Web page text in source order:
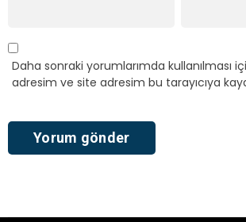
Daha sonraki yorumlarımda kullanılması
adresim ve site adresim bu tarayıcıya